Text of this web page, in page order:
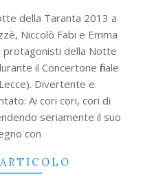
della Taranta 2013 a
Niccolò Fabi e Emma
protagonisti della Notte
il Concertone finale
Divertente e
Ai cori cori, cori di
seriamente il suo
con